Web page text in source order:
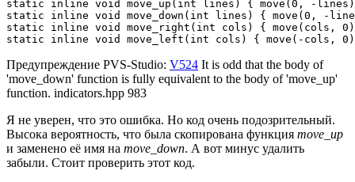
static inline void move_up(int lines) { move(0, -
static inline void move_down(int lines) { move(0, -
static inline void move_right(int cols) { move(cols,
static inline void move_left(int cols) { move(-cols,
Предупреждение PVS-Studio: V524 It is odd that the body of
'move_down' function is fully equivalent to the body of 'move_up'
function. indicators.hpp 983
Я не уверен, что это ошибка. Но код очень подозрительный.
Высока вероятность, что была скопирована функция move_up
и заменено её имя на move_down. А вот минус удалить
забыли. Стоит проверить этот код.